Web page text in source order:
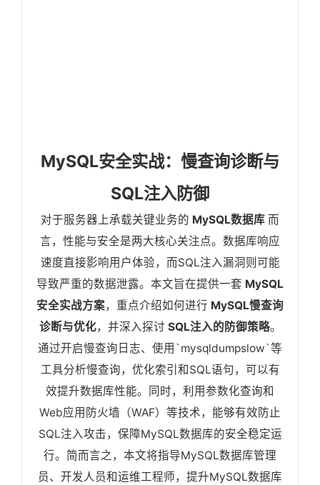
MySQL安全实战：慢查询诊断与
SQL注入防御
对于服务器上承载关键业务的 MySQL数据库 而
言，性能与安全是两大核心关注点。数据库响应
速度直接影响用户体验，而SQL注入漏洞则可能
导致严重的数据泄露。本文旨在提供一套 MySQL
安全实战方案，重点介绍如何进行 MySQL慢查询
诊断与优化，并深入探讨 SQL注入的防御策略。
通过开启慢查询日志、使用`mysqldumpslow`等
工具分析慢查询，优化索引和SQL语句，可以有
效提升数据库性能。同时，利用参数化查询和
Web应用防火墙（WAF）等技术，能够有效防止
SQL注入攻击，保障MySQL数据库的安全稳定运
行。简而言之，本文将指导MySQL数据库管理
员、开发人员和运维工程师，提升MySQL数据库